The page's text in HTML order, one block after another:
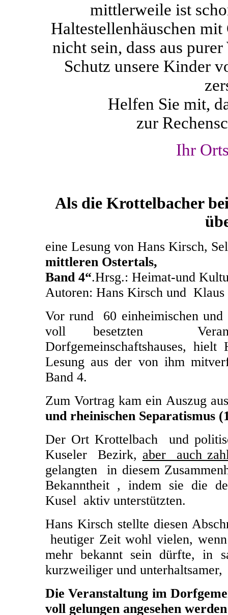
mittlerweile ist
Haltestellenhäuschen
nicht sein, dass aus
Schutz unsere Kinder
Helfen Sie mit,
zur
Ihr
Als die Krottelbacher
eine Lesung von Hans Kirsch,
mittleren Ostertals,
Band 4“.Hrsg.: Heimat-und
Autoren: Hans Kirsch und
Vor rund 60 einheimischen und
voll besetzten
Dorfgemeinschaftshauses,
Lesung aus der von ihm
Band 4.
Zum Vortrag kam ein Auszug
und rheinischen Separatismus
Der Ort Krottelbach und
Kuseler Bezirk, aber auch
gelangten in diesem
Bekanntheit , indem sie die
Kusel aktiv unterstützten.
Hans Kirsch stellte diesen
heutiger Zeit wohl vielen,
mehr bekannt sein dürfte, in
kurzweiliger und
Die Veranstaltung im
voll gelungen angesehen